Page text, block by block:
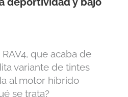
que acaba de
variante de tintes
al motor híbrido
se trata?